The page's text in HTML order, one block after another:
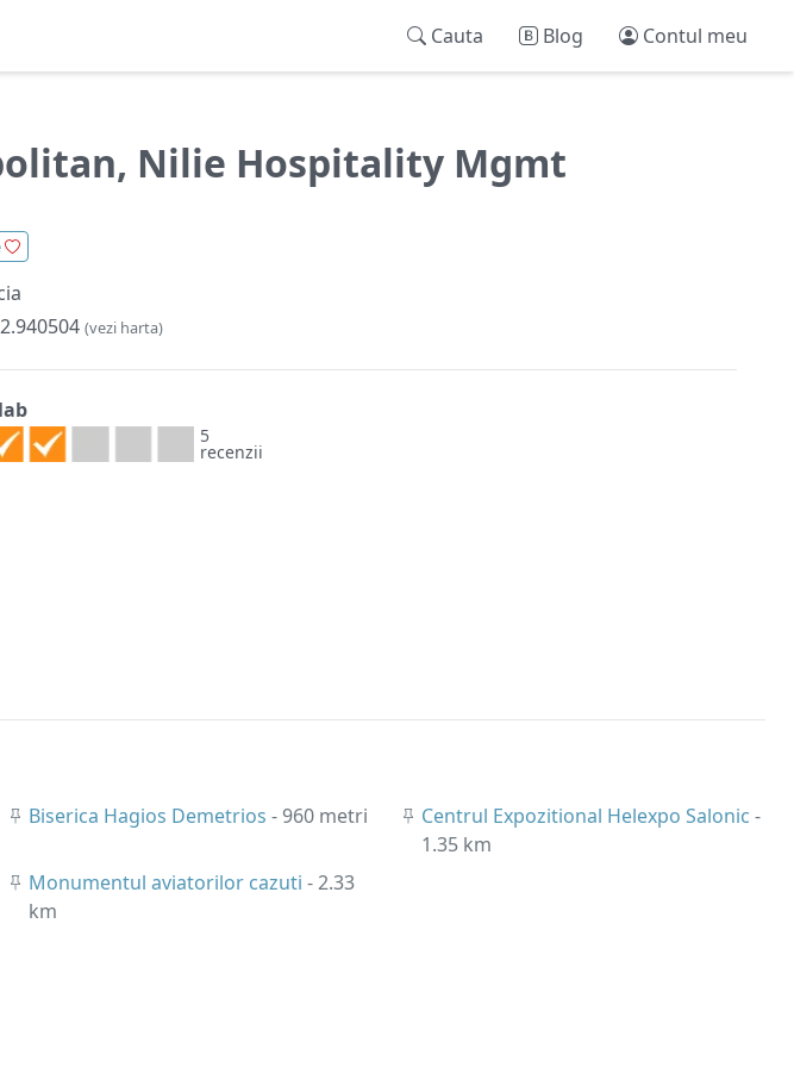
Cauta Blog Contul meu
Nilie Hospitality Mgmt
(vezi harta)
5
recenzii
Biserica Hagios Demetrios - 960 metri Centrul Expozitional Helexpo Salonic -
1.35 km
Monumentul aviatorilor cazuti - 2.33
km